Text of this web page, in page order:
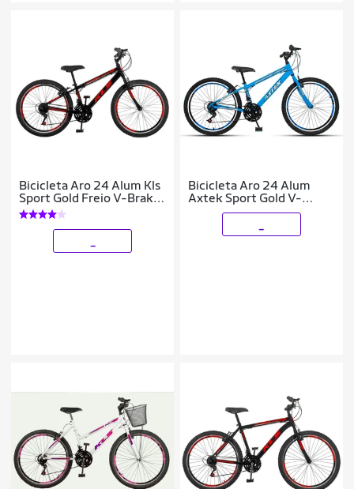
Bicicleta Aro 24 Alum Kls
Sport Gold Freio V-Brake
Mtb 21V
Bicicleta Aro 24 Alum
Axtek Sport Gold V-
Brake Mtb 21V